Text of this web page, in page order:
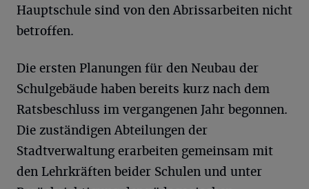
Hauptschule sind von den Abrissarbeiten nicht
betroffen.
Die ersten Planungen für den Neubau der
Schulgebäude haben bereits kurz nach dem
Ratsbeschluss im vergangenen Jahr begonnen.
Die zuständigen Abteilungen der
Stadtverwaltung erarbeiten gemeinsam mit
den Lehrkräften beider Schulen und unter